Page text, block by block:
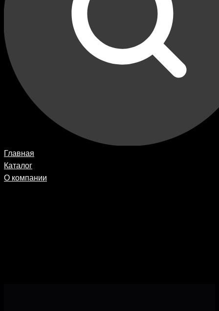
Главная
Каталог
О компании